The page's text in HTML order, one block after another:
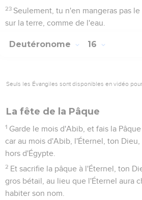
23 Seulement, tu n'en mangeras pas
sur la terre, comme de l'eau.
Deutéronome 16
Seuls les Évangiles sont disponibles en vidéo pour
La fête de la Pâque
1 Garde le mois d'Abib, et fais la
car au mois d'Abib, l'Éternel, ton
hors d'Égypte.
2 Et sacrifie la pâque à l'Éternel, ton
gros bétail, au lieu que l'Éternel aura
habiter son nom.